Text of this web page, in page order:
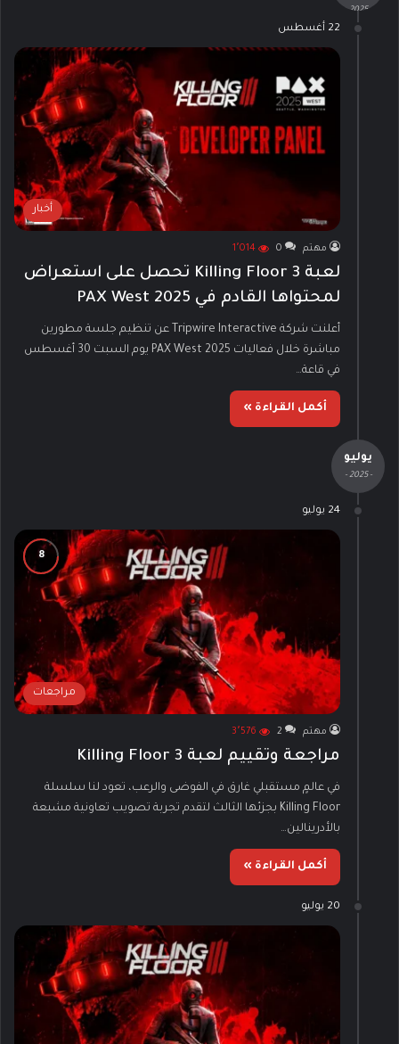
- 2025 -
22 أغسطس
أخبار
مهتم 0 1٬014
لعبة Killing Floor 3 تحصل على استعراض
لمحتواها القادم في PAX West 2025
أعلنت شركة Tripwire Interactive عن تنظيم جلسة مطورين
مباشرة خلال فعاليات PAX West 2025 يوم السبت 30 أغسطس
في قاعة…
أكمل القراءة »
يوليو
- 2025 -
24 يوليو
مراجعات
مهتم 2 3٬576
مراجعة وتقييم لعبة Killing Floor 3
في عالمٍ مستقبلي غارق في الفوضى والرعب، تعود لنا سلسلة
Killing Floor بجزئها الثالث لتقدم تجربة تصويب تعاونية مشبعة
بالأدرينالين…
أكمل القراءة »
20 يوليو